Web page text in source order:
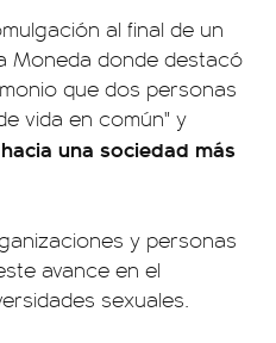
al final de un
Moneda donde destacó
que dos personas
vida en común" y
una sociedad más
y personas
avance en el
sexuales.